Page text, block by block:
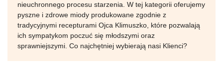
nieuchronnego procesu starzenia. W tej kategorii oferujemy
pyszne i zdrowe miody produkowane zgodnie z
tradycyjnymi recepturami Ojca Klimuszko, które pozwalają
ich sympatykom poczuć się młodszymi oraz
sprawniejszymi. Co najchętniej wybierają nasi Klienci?